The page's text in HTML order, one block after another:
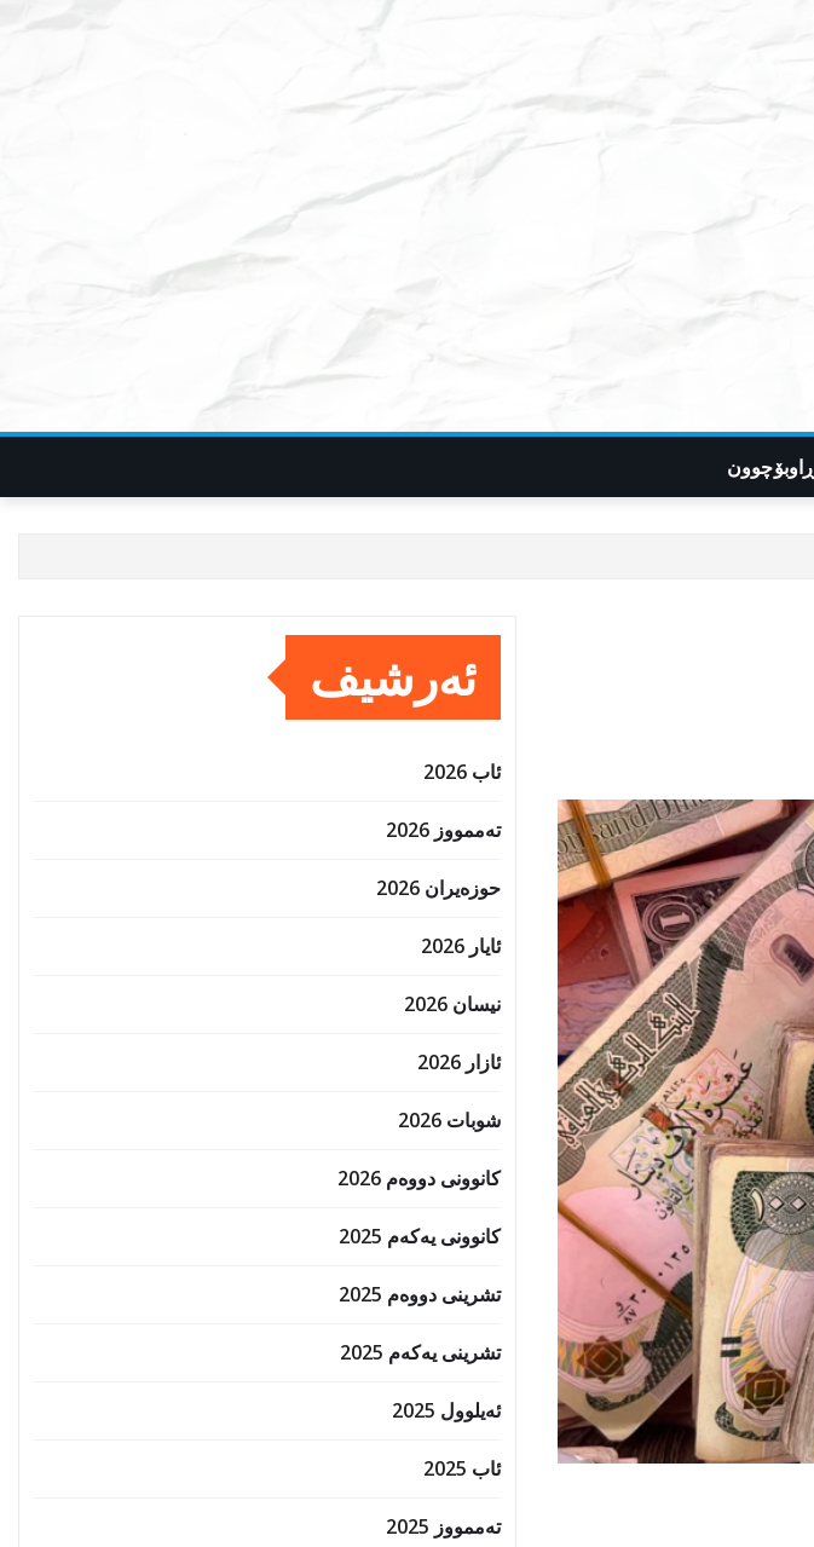
ڕاوبۆچوون
ئەرشیف
ئاب 2026
تەممووز 2026
حوزه‌یران 2026
ئایار 2026
نیسان 2026
ئازار 2026
شوبات 2026
کانوونی دووەم 2026
کانوونی یەکەم 2025
تشرینی دووەم 2025
تشرینی یەکەم 2025
ئەیلوول 2025
ئاب 2025
تەممووز 2025